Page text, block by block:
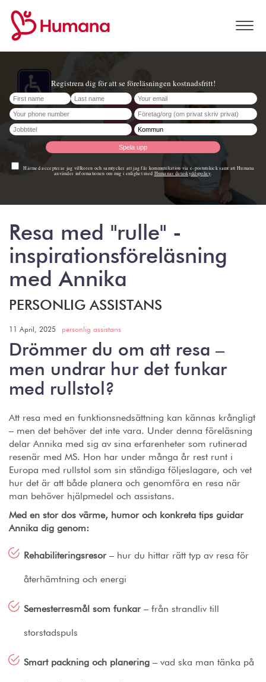
Resa med "rulle" -
inspirationsföreläsning
med Annika
PERSONLIG ASSISTANS
11 April, 2025 personlig assistans
Drömmer du om att resa –
men undrar hur det funkar
med rullstol?
Att resa med en funktionsnedsättning kan kännas krångligt
– men det behöver det inte vara. Under denna föreläsning
delar Annika med sig av sina erfarenheter som rutinerad
resenär med MS. Hon har under många år rest runt i
Europa med rullstol som sin ständiga följeslagare, och vet
hur det är att både planera och genomföra en resa när
man behöver hjälpmedel och assistans.
Med en stor dos värme, humor och konkreta tips guidar
Annika dig genom:
Rehabiliteringsresor– hur du hittar rätt typ av resa för
återhämtning och energi
Semesterresmål som funkar– från strandliv till
storstadspuls
Smart packning och planering – vad ska man tänka på